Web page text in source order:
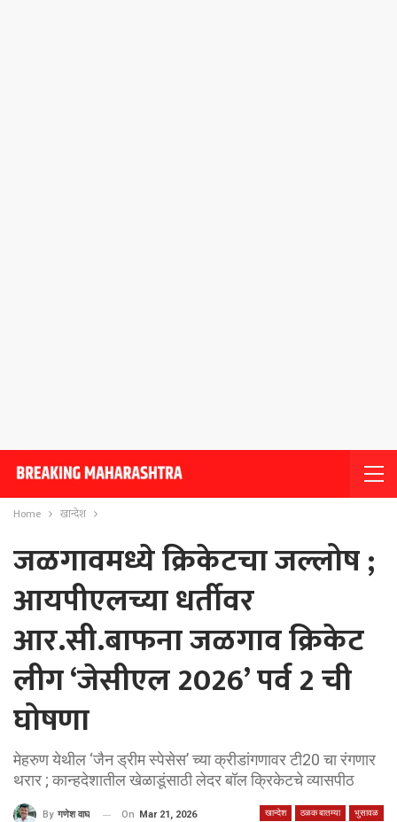
Home खान्देश
जळगावमध्ये क्रिकेटचा जल्लोष ;
आयपीएलच्या धर्तीवर
आर.सी.बाफना जळगाव क्रिकेट
लीग ‘जेसीएल 2026’ पर्व 2 ची
घोषणा
मेहरुण येथील ‘जैन ड्रीम स्पेसेस’ च्या क्रीडांगणावर टी20 चा रंगणार
थरार ; कान्हदेशातील खेळाडूंसाठी लेदर बॉल क्रिकेटचे व्यासपीठ
खान्देश ठळक बातम्या भुसावळ
By गणेश वाघ On Mar 21, 2026